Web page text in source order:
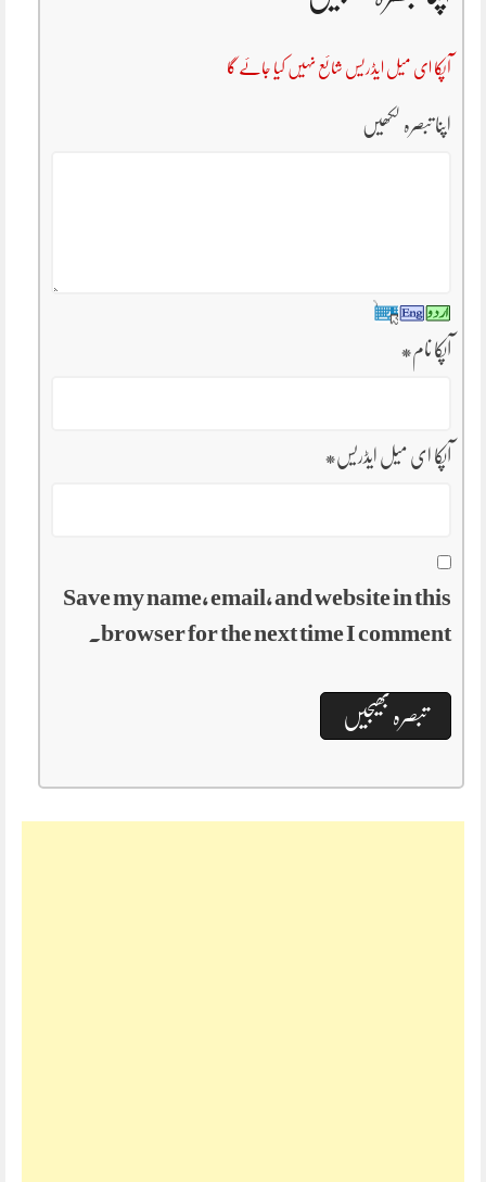
آپکا ای میل ایڈریس شائع نہیں کیا جائے گا
اپنا تبصرہ لکھیں
آپکا نام*
آپکا ای میل ایڈریس*
Save my name, email, and website in this
browser for the next time I comment.